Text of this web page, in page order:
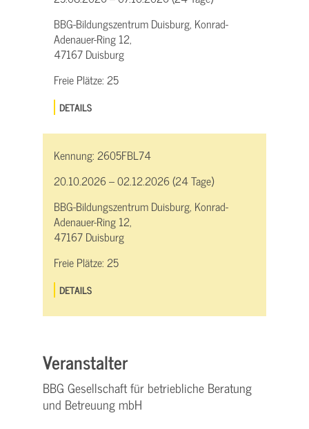
BBG-Bildungszentrum Duisburg, Konrad-
Adenauer-Ring 12,
47167 Duisburg
Freie Plätze:25
DETAILS
Kennung:2605FBL74
20.10.2026 – 02.12.2026 (24 Tage)
BBG-Bildungszentrum Duisburg, Konrad-
Adenauer-Ring 12,
47167 Duisburg
Freie Plätze:25
DETAILS
Veranstalter
BBG Gesellschaft für betriebliche Beratung
und Betreuung mbH